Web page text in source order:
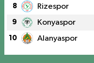
8 Rizespor
9 Konyaspor
10 Alanyaspor